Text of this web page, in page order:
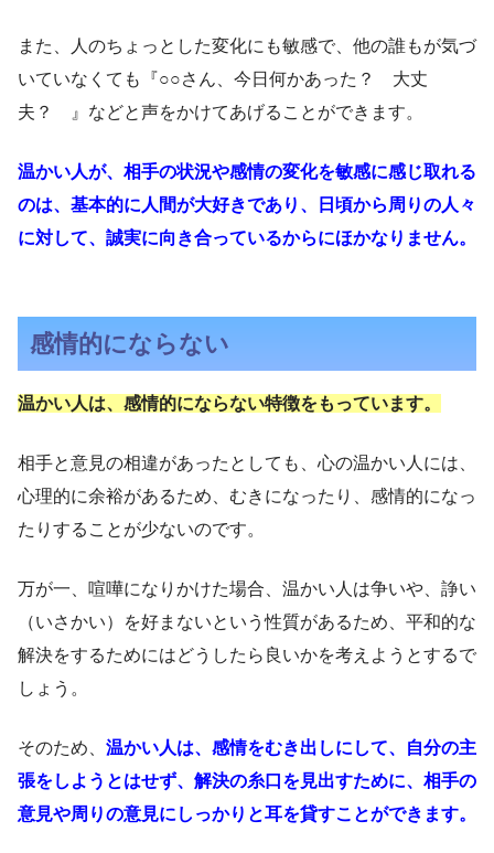
また、人のちょっとした変化にも敏感で、他の誰もが気づ
いていなくても『○○さん、今日何かあった？ 大丈
夫？ 』などと声をかけてあげることができます。
温かい人が、相手の状況や感情の変化を敏感に感じ取れる
のは、基本的に人間が大好きであり、日頃から周りの人々
に対して、誠実に向き合っているからにほかなりません。
感情的にならない
温かい人は、感情的にならない特徴をもっています。
相手と意見の相違があったとしても、心の温かい人には、
心理的に余裕があるため、むきになったり、感情的になっ
たりすることが少ないのです。
万が一、喧嘩になりかけた場合、温かい人は争いや、諍い
（いさかい）を好まないという性質があるため、平和的な
解決をするためにはどうしたら良いかを考えようとするで
しょう。
そのため、 温かい人は、感情をむき出しにして、自分の主
張をしようとはせず、解決の糸口を見出すために、相手の
意見や周りの意見にしっかりと耳を貸すことができます。